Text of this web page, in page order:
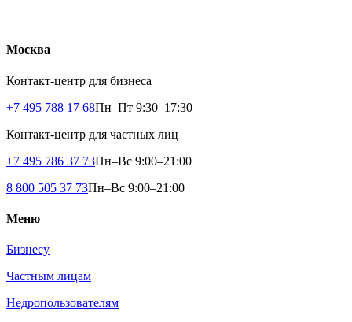
Москва
Контакт-центр для бизнеса
+7 495 788 17 68Пн–Пт 9:30–17:30
Контакт-центр для частных лиц
+7 495 786 37 73Пн–Вс 9:00–21:00
8 800 505 37 73Пн–Вс 9:00–21:00
Меню
Бизнесу
Частным лицам
Недропользователям